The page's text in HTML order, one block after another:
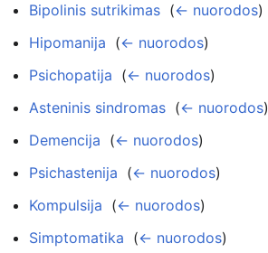
Bipolinis sutrikimas (← nuorodos)
Hipomanija (← nuorodos)
Psichopatija (← nuorodos)
Asteninis sindromas (← nuorodos)
Demencija (← nuorodos)
Psichastenija (← nuorodos)
Kompulsija (← nuorodos)
Simptomatika (← nuorodos)